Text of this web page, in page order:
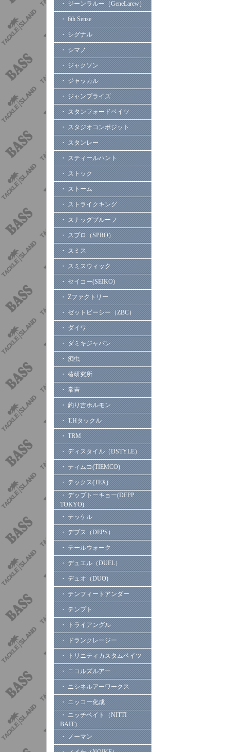
・ ジーンラルー（GeneLarew）
・ 6th Sense
・ シグナル
・ シマノ
・ ジャクソン
・ ジャッカル
・ ジャンプライズ
・ スタンフォードベイツ
・ スタジオコンポジット
・ スタンレー
・ スティールハント
・ ストック
・ ストーム
・ ストライクキング
・ スナッグプルーフ
・ スプロ（SPRO）
・ スミス
・ スミスウィック
・ セイコー(SEIKO)
・ Zファクトリー
・ ゼットビーシー（ZBC）
・ ダイワ
・ ダミキジャパン
・ 痴虫
・ 椿研究所
・ 常吉
・ 釣り吉ホルモン
・ T.Hタックル
・ TRM
・ ディスタイル（DSTYLE）
・ ティムコ(TIEMCO)
・ テックス(TEX)
・ デップトーキョー(DEPP
TOKYO)
・ テッケル
・ デプス（DEPS）
・ テールウォーク
・ デュエル（DUEL）
・ デュオ（DUO)
・ テンフィートアンダー
・ テンプト
・ トライアングル
・ ドランクレージー
・ トリニティカスタムベイツ
・ ニコルズルアー
・ ニシネルアーワークス
・ ニッコー化成
・ ニッチベイト（NITTI
BAIT）
・ ノーマン